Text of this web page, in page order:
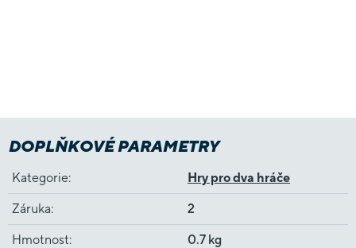
DOPLŇKOVÉ PARAMETRY
Kategorie: Hry pro dva hráče
Záruka: 2
Hmotnost: 0.7 kg